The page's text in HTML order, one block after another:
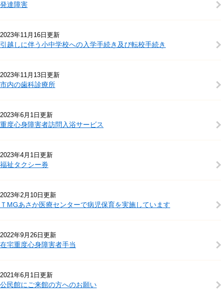
発達障害
2023年11月16日更新
引越しに伴う小中学校への入学手続き及び転校手続き
2023年11月13日更新
市内の歯科診療所
2023年6月1日更新
重度心身障害者訪問入浴サービス
2023年4月1日更新
福祉タクシー券
2023年2月10日更新
ＴMGあさか医療センターで病児保育を実施しています
2022年9月26日更新
在宅重度心身障害者手当
2021年6月1日更新
公民館にご来館の方へのお願い